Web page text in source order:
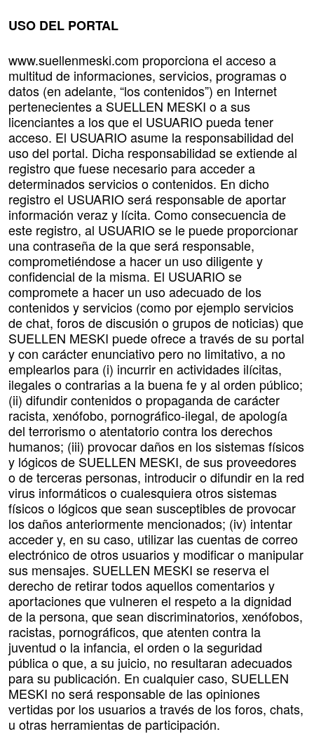
USO DEL PORTAL
www.suellenmeski.com proporciona el acceso a
multitud de informaciones, servicios, programas o
datos (en adelante, “los contenidos”) en Internet
pertenecientes a SUELLEN MESKI o a sus
licenciantes a los que el USUARIO pueda tener
acceso. El USUARIO asume la responsabilidad del
uso del portal. Dicha responsabilidad se extiende al
registro que fuese necesario para acceder a
determinados servicios o contenidos. En dicho
registro el USUARIO será responsable de aportar
información veraz y lícita. Como consecuencia de
este registro, al USUARIO se le puede proporcionar
una contraseña de la que será responsable,
comprometiéndose a hacer un uso diligente y
confidencial de la misma. El USUARIO se
compromete a hacer un uso adecuado de los
contenidos y servicios (como por ejemplo servicios
de chat, foros de discusión o grupos de noticias) que
SUELLEN MESKI puede ofrece a través de su portal
y con carácter enunciativo pero no limitativo, a no
emplearlos para (i) incurrir en actividades ilícitas,
ilegales o contrarias a la buena fe y al orden público;
(ii) difundir contenidos o propaganda de carácter
racista, xenófobo, pornográfico-ilegal, de apología
del terrorismo o atentatorio contra los derechos
humanos; (iii) provocar daños en los sistemas físicos
y lógicos de SUELLEN MESKI, de sus proveedores
o de terceras personas, introducir o difundir en la red
virus informáticos o cualesquiera otros sistemas
físicos o lógicos que sean susceptibles de provocar
los daños anteriormente mencionados; (iv) intentar
acceder y, en su caso, utilizar las cuentas de correo
electrónico de otros usuarios y modificar o manipular
sus mensajes. SUELLEN MESKI se reserva el
derecho de retirar todos aquellos comentarios y
aportaciones que vulneren el respeto a la dignidad
de la persona, que sean discriminatorios, xenófobos,
racistas, pornográficos, que atenten contra la
juventud o la infancia, el orden o la seguridad
pública o que, a su juicio, no resultaran adecuados
para su publicación. En cualquier caso, SUELLEN
MESKI no será responsable de las opiniones
vertidas por los usuarios a través de los foros, chats,
u otras herramientas de participación.